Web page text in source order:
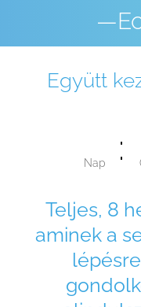
Együtt
Nap :
Teljes, 8
aminek a